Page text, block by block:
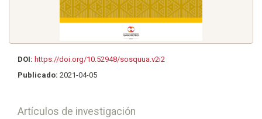
DOI: https://doi.org/10.52948/sosquua.v2i2
Publicado: 2021-04-05
Artículos de investigación